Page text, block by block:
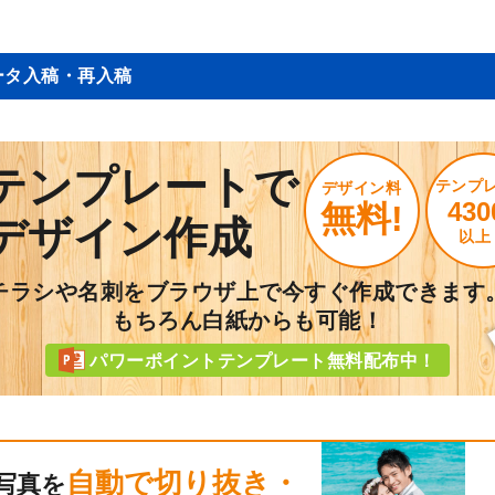
タ入稿・再入稿
ンプレートで
ザイン作成
デザイン料
無料!
テンプ
以上
ラシや名刺をブラウザ上で今すぐ作成できます
もちろん白紙からも可能！
パワーポイントテンプレート無料配布中！
真を 自動で切り抜き・